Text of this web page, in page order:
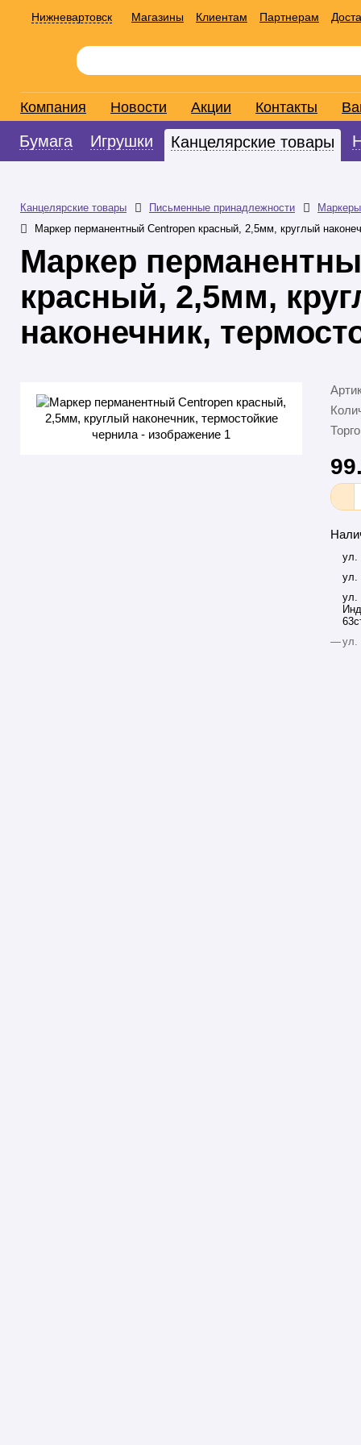
Нижневартовск Магазины Клиентам Партнерам
Компания Новости Акции Контакты
Бумага Игрушки Канцелярские товары
Канцелярские товары Письменные принадлежности
Маркеры
Маркер перманентный Centropen красный, 2,5мм, круглый
Маркер
красный, 2,5мм,
наконечник,
ул.
ул.
ул.
—ул.